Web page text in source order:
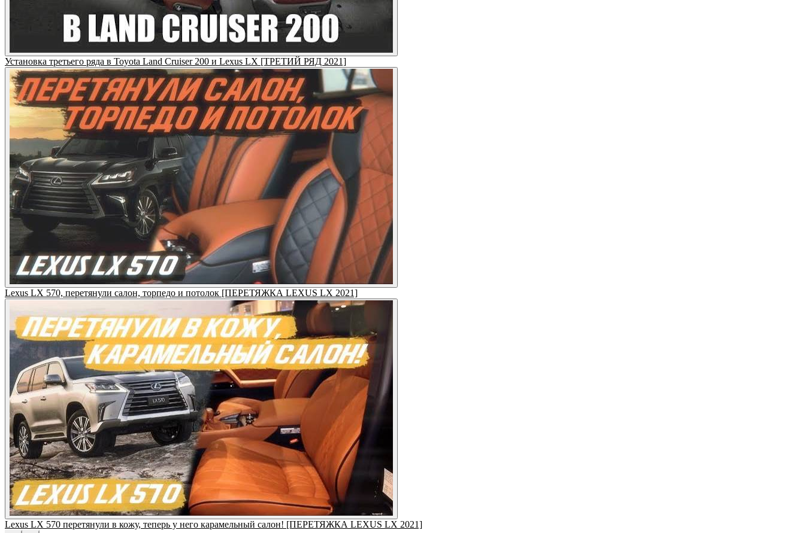
Установка третьего ряда в Toyota Land Cruiser 200 и Lexus LX [ТРЕТИЙ РЯД 2021]
Lexus LX 570, перетянули салон, торпедо и потолок [ПЕРЕТЯЖКА LEXUS LX 2021]
Lexus LX 570 перетянули в кожу, теперь у него карамельный салон! [ПЕРЕТЯЖКА LEXUS LX 2021]